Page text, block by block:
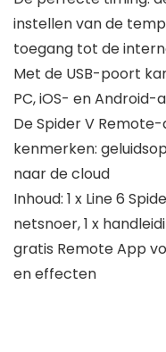
instellen van de
toegang tot de
Met de USB-poort
PC, iOS- en
De Spider V
kenmerken:
naar de cloud
Inhoud: 1 x Line 6
netsnoer, 1 x
gratis Remote App
en effecten